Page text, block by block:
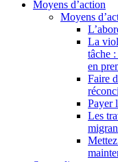
Moyens d’action
Moyens
La
tâche
en
Faire
Payer
Les